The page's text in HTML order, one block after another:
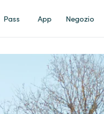
Pass App Negozio